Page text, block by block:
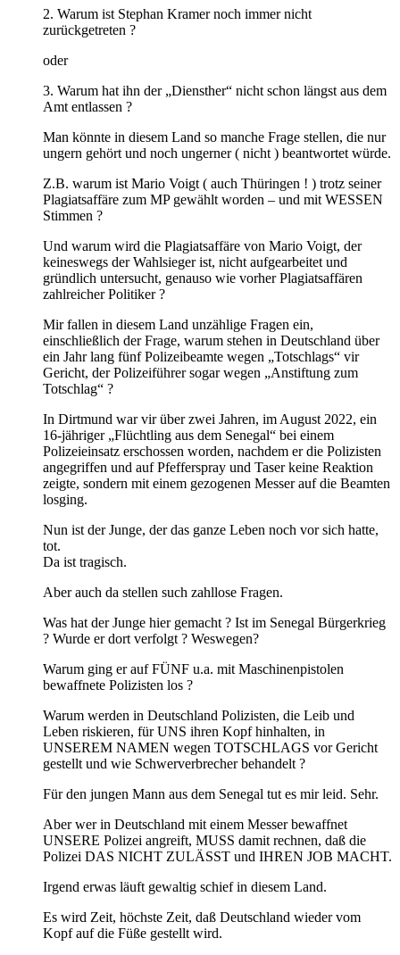
2. Warum ist Stephan Kramer noch immer nicht
zurückgetreten ?
oder
3. Warum hat ihn der „Diensther“ nicht schon längst aus dem
Amt entlassen ?
Man könnte in diesem Land so manche Frage stellen, die nur
ungern gehört und noch ungerner ( nicht ) beantwortet würde.
Z.B. warum ist Mario Voigt ( auch Thüringen ! ) trotz seiner
Plagiatsaffäre zum MP gewählt worden – und mit WESSEN
Stimmen ?
Und warum wird die Plagiatsaffäre von Mario Voigt, der
keineswegs der Wahlsieger ist, nicht aufgearbeitet und
gründlich untersucht, genauso wie vorher Plagiatsaffären
zahlreicher Politiker ?
Mir fallen in diesem Land unzählige Fragen ein,
einschließlich der Frage, warum stehen in Deutschland über
ein Jahr lang fünf Polizeibeamte wegen „Totschlags“ vir
Gericht, der Polizeiführer sogar wegen „Anstiftung zum
Totschlag“ ?
In Dirtmund war vir über zwei Jahren, im August 2022, ein
16-jähriger „Flüchtling aus dem Senegal“ bei einem
Polizeieinsatz erschossen worden, nachdem er die Polizisten
angegriffen und auf Pfefferspray und Taser keine Reaktion
zeigte, sondern mit einem gezogenen Messer auf die Beamten
losging.
Nun ist der Junge, der das ganze Leben noch vor sich hatte,
tot.
Da ist tragisch.
Aber auch da stellen such zahllose Fragen.
Was hat der Junge hier gemacht ? Ist im Senegal Bürgerkrieg
? Wurde er dort verfolgt ? Weswegen?
Warum ging er auf FÜNF u.a. mit Maschinenpistolen
bewaffnete Polizisten los ?
Warum werden in Deutschland Polizisten, die Leib und
Leben riskieren, für UNS ihren Kopf hinhalten, in
UNSEREM NAMEN wegen TOTSCHLAGS vor Gericht
gestellt und wie Schwerverbrecher behandelt ?
Für den jungen Mann aus dem Senegal tut es mir leid. Sehr.
Aber wer in Deutschland mit einem Messer bewaffnet
UNSERE Polizei angreift, MUSS damit rechnen, daß die
Polizei DAS NICHT ZULÄSST und IHREN JOB MACHT.
Irgend erwas läuft gewaltig schief in diesem Land.
Es wird Zeit, höchste Zeit, daß Deutschland wieder vom
Kopf auf die Füße gestellt wird.